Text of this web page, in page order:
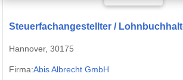
Steuerfachangestellter /
Hannover, 30175
Firma:Abis Albrecht GmbH